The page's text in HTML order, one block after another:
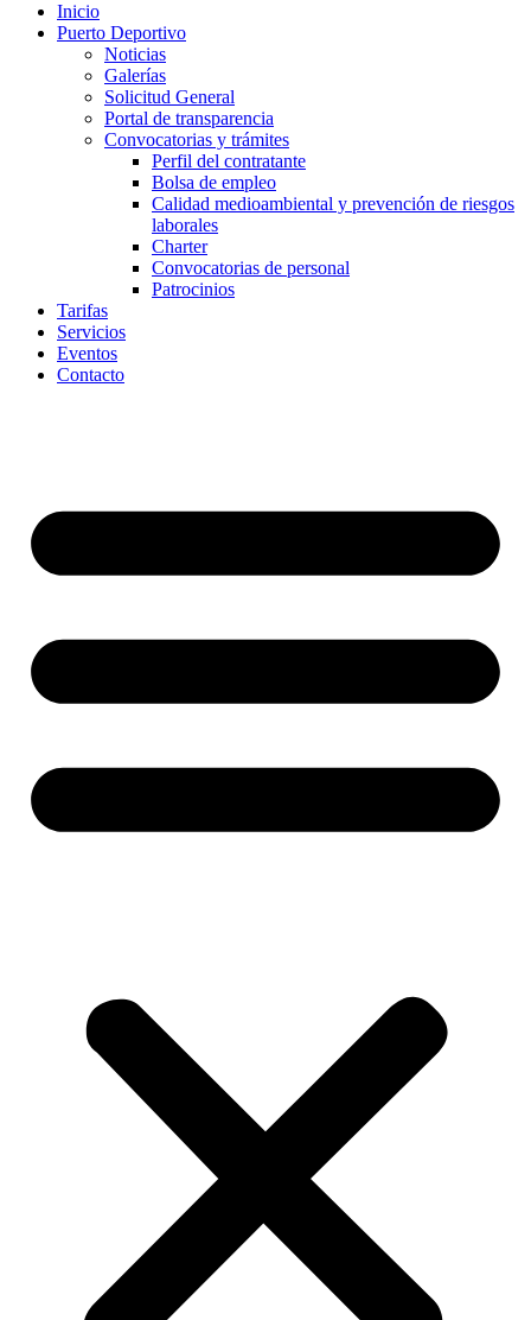
Inicio
Puerto Deportivo
Noticias
Galerías
Solicitud General
Portal de transparencia
Convocatorias y trámites
Perfil del contratante
Bolsa de empleo
Calidad medioambiental y prevención de riesgos
laborales
Charter
Convocatorias de personal
Patrocinios
Tarifas
Servicios
Eventos
Contacto